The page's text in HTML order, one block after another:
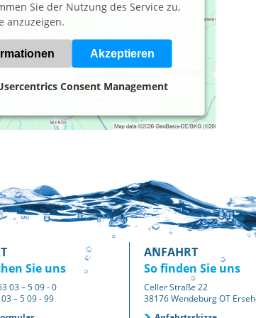
Sie der Nutzung des Service zu,
anzuzeigen.
Akzeptieren
Consent Management
Sie uns
03 – 5 09 - 0
– 5 09 - 99
ANFAHRT
So finden Sie uns
Celler Straße 22
38176 Wendeburg OT